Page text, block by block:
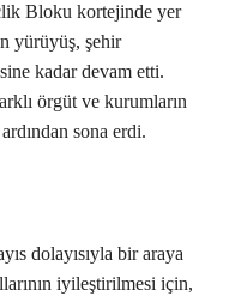
Bloku kortejinde yer
yürüyüş, şehir
kadar devam etti.
örgüt ve kurumların
sona erdi.
dolayısıyla bir araya
iyileştirilmesi için,